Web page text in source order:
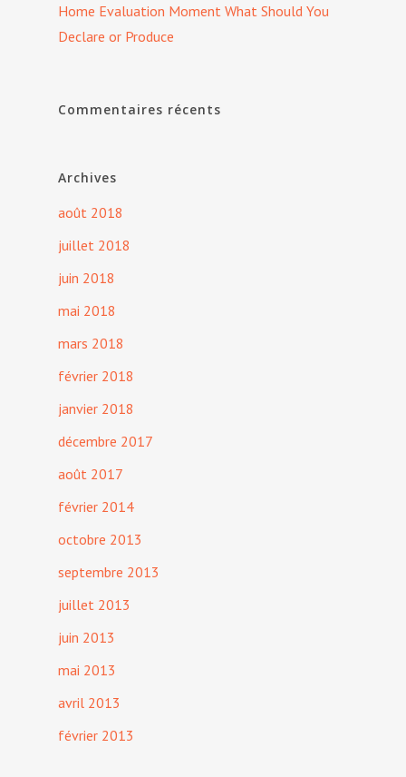
Home Evaluation Moment What Should You
Declare or Produce
Commentaires récents
Archives
août 2018
juillet 2018
juin 2018
mai 2018
mars 2018
février 2018
janvier 2018
décembre 2017
août 2017
février 2014
octobre 2013
septembre 2013
juillet 2013
juin 2013
mai 2013
avril 2013
février 2013